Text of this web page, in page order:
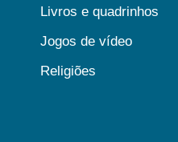
Livros e quadrinhos
Jogos de vídeo
Religiões